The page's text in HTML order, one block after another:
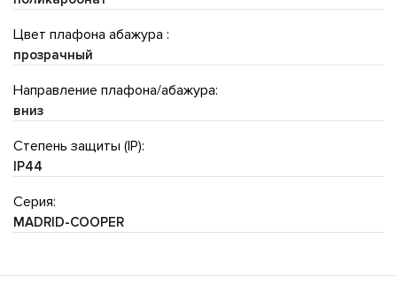
Цвет плафона абажура :
прозрачный
Направление плафона/абажура:
вниз
Степень защиты (IP):
IP44
Серия:
MADRID-COOPER